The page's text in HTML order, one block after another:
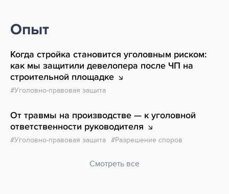
Опыт
Когда стройка становится уголовным риском:
как мы защитили девелопера после ЧП на
строительной площадке
Уголовно-правовая защита
От травмы на производстве — к уголовной
ответственности руководителя
Уголовно-правовая защита Разрешение споров
Смотреть все